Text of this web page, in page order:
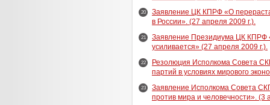
20
Заявление ЦК КПРФ «О
в России». (27 апреля 2009 г.).
21
Заявление Президиума ЦК КПРФ
усиливается» (27 апреля 2009 г.).
22
Резолюция Исполкома Совета
партий в условиях мирового
23
Заявление Исполкома Совета
против мира и человечности». (3